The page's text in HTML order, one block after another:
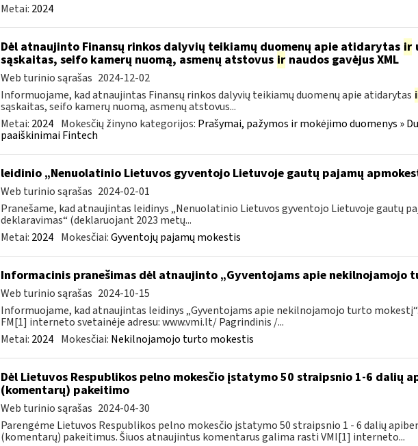
Metai: 2024
Dėl atnaujinto Finansų rinkos dalyvių teikiamų duomenų apie atidarytas ir
sąskaitas, seifo kamerų nuomą, asmenų atstovus irnaudos gavėjus XML
Web turinio sąrašas 2024-12-02
Informuojame, kad atnaujintas Finansų rinkos dalyvių teikiamų duomenų apie atidarytas
sąskaitas, seifo kamerų nuomą, asmenų atstovus...
Metai: 2024 Mokesčių žinyno kategorijos: Prašymai, pažymos ir mokėjimo duomenys »
paaiškinimai Fintech
leidinio „Nenuolatinio Lietuvos gyventojo Lietuvoje gautų pajamų
Web turinio sąrašas 2024-02-01
Pranešame, kad atnaujintas leidinys „Nenuolatinio Lietuvos gyventojo Lietuvoje gautų
deklaravimas“ (deklaruojant 2023 metų...
Metai: 2024 Mokesčiai:Gyventojų pajamų mokestis
Informacinis pranešimas dėl atnaujinto „Gyventojams apie nekilnojamojo
Web turinio sąrašas 2024-10-15
Informuojame, kad atnaujintas leidinys „Gyventojams apie nekilnojamojo turto
FM[1] interneto svetainėje adresu: www.vmi.lt/ Pagrindinis /...
Metai: 2024 Mokesčiai: Nekilnojamojo turto mokestis
Dėl Lietuvos Respublikos pelno mokesčio įstatymo 50 straipsnio 1-6 dalių
(komentarų) pakeitimo
Web turinio sąrašas 2024-04-30
Parengėme Lietuvos Respublikos pelno mokesčio įstatymo 50 straipsnio 1 - 6 dalių
(komentarų) pakeitimus. Šiuos atnaujintus komentarus galima rasti VMI[1] interneto...